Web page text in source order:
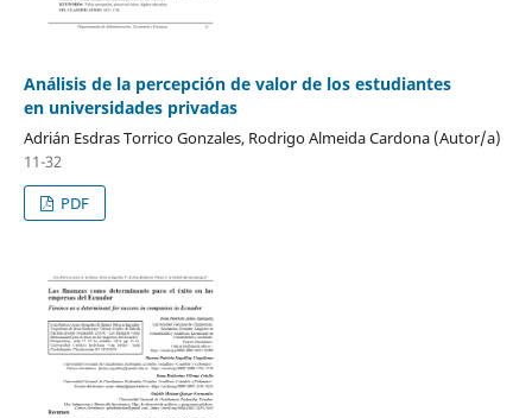
Análisis de la percepción de valor de los estudiantes
en universidades privadas
Adrián Esdras Torrico Gonzales, Rodrigo Almeida Cardona (Autor/a)
11-32
PDF